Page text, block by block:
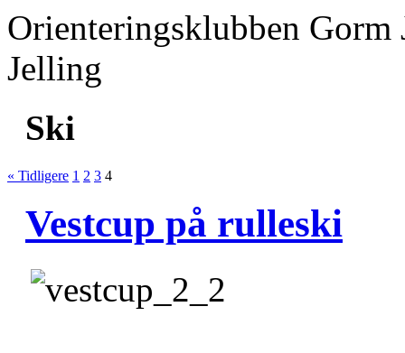
Orienteringsklubben
Jelling
Ski
« Tidligere 1 2 3 4
Vestcup på rulleski